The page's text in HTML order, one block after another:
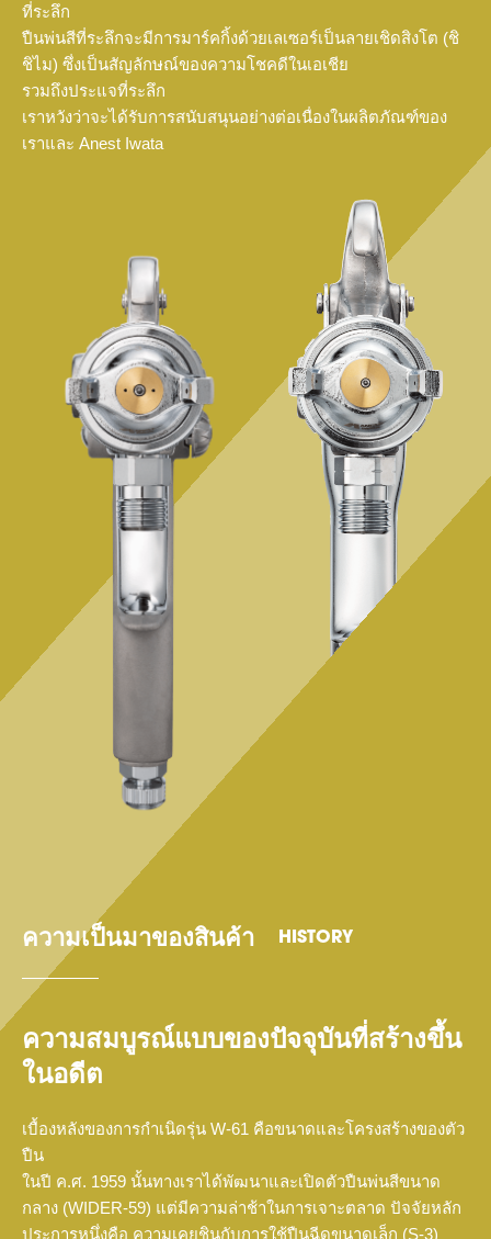
ที่ระลึก
ปืนพ่นสีที่ระลึกจะมีการมาร์คกิ้งด้วยเลเซอร์เป็นลายเชิดสิงโต (ชิ
ชิไม) ซึ่งเป็นสัญลักษณ์ของความโชคดีในเอเชีย
รวมถึงประแจที่ระลึก
เราหวังว่าจะได้รับการสนับสนุนอย่างต่อเนื่องในผลิตภัณฑ์ของ
เราและ Anest Iwata
ความเป็นมาของสินค้า HISTORY
ความสมบูรณ์แบบของปัจจุบันที่สร้างขึ้น
ในอดีต
เบื้องหลังของการกำเนิดรุ่น W-61 คือขนาดและโครงสร้างของตัว
ปืน
ในปี ค.ศ. 1959 นั้นทางเราได้พัฒนาและเปิดตัวปืนพ่นสีขนาด
กลาง (WIDER-59) แต่มีความล่าช้าในการเจาะตลาด ปัจจัยหลัก
ประการหนึ่งคือ ความเคยชินกับการใช้ปืนฉีดขนาดเล็ก (S-3)